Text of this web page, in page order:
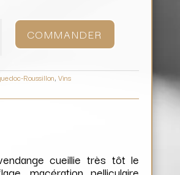
COMMANDER
Roussillon, Vins
cueillie très tôt le